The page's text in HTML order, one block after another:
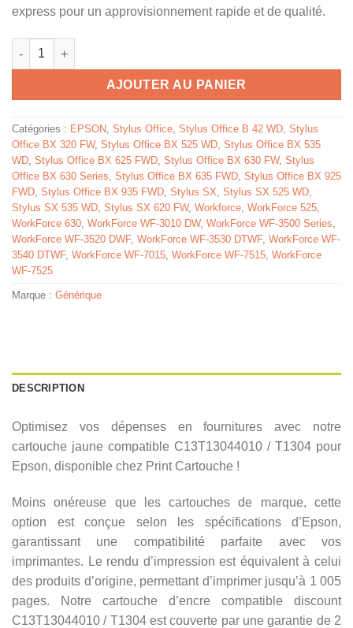
express pour un approvisionnement rapide et de qualité.
quantité de C13T13044010 / T1304 - cartouche compatible
AJOUTER AU PANIER
Catégories : EPSON, Stylus Office, Stylus Office B 42 WD, Stylus
Office BX 320 FW, Stylus Office BX 525 WD, Stylus Office BX 535
WD, Stylus Office BX 625 FWD, Stylus Office BX 630 FW, Stylus
Office BX 630 Series, Stylus Office BX 635 FWD, Stylus Office BX 925
FWD, Stylus Office BX 935 FWD, Stylus SX, Stylus SX 525 WD,
Stylus SX 535 WD, Stylus SX 620 FW, Workforce, WorkForce 525,
WorkForce 630, WorkForce WF-3010 DW, WorkForce WF-3500 Series,
WorkForce WF-3520 DWF, WorkForce WF-3530 DTWF, WorkForce WF-
3540 DTWF, WorkForce WF-7015, WorkForce WF-7515, WorkForce
WF-7525
Marque : Générique
DESCRIPTION
Optimisez vos dépenses en fournitures avec notre
cartouche jaune compatible C13T13044010 / T1304 pour
Epson, disponible chez Print Cartouche !
Moins onéreuse que les cartouches de marque, cette
option est conçue selon les spécifications d’Epson,
garantissant une compatibilité parfaite avec vos
imprimantes. Le rendu d’impression est équivalent à celui
des produits d’origine, permettant d’imprimer jusqu’à 1 005
pages. Notre cartouche d’encre compatible discount
C13T13044010 / T1304 est couverte par une garantie de 2